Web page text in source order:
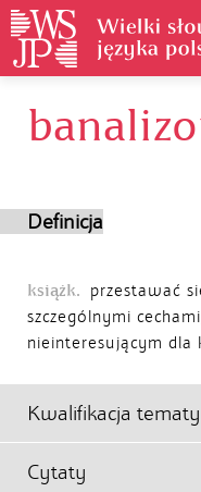
Definicja
książk.
przestawać
szczególnymi
nieinteresującym dla
Kwalifikacja
Cytaty